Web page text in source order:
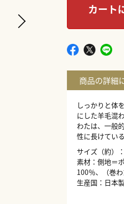
カート
しっかりと体
にした羊毛混
わたは、一般
性に長けてい
サイズ（約）
素材：側地＝
100％、（巻
生産国：日本